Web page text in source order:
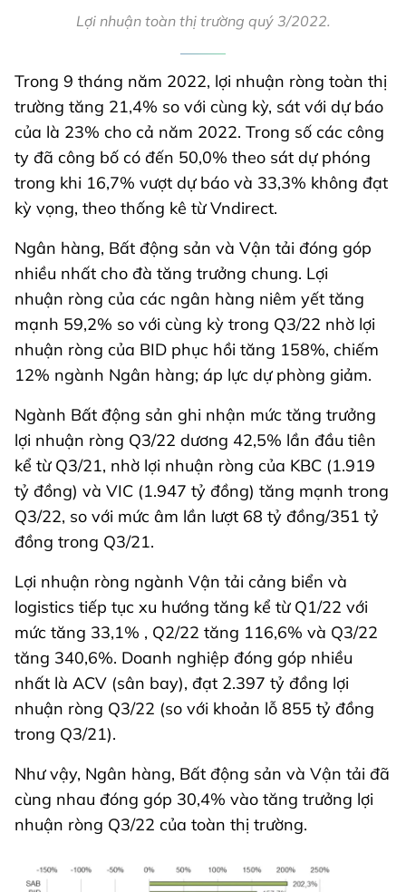
Lợi nhuận toàn thị trường quý 3/2022.
Trong 9 tháng năm 2022, lợi nhuận ròng toàn thị
trường tăng 21,4% so với cùng kỳ, sát với dự báo
của là 23% cho cả năm 2022. Trong số các công
ty đã công bố có đến 50,0% theo sát dự phóng
trong khi 16,7% vượt dự báo và 33,3% không đạt
kỳ vọng, theo thống kê từ Vndirect.
Ngân hàng, Bất động sản và Vận tải đóng góp
nhiều nhất cho đà tăng trưởng chung. Lợi
nhuận ròng của các ngân hàng niêm yết tăng
mạnh 59,2% so với cùng kỳ trong Q3/22 nhờ lợi
nhuận ròng của BID phục hồi tăng 158%, chiếm
12% ngành Ngân hàng; áp lực dự phòng giảm.
Ngành Bất động sản ghi nhận mức tăng trưởng
lợi nhuận ròng Q3/22 dương 42,5% lần đầu tiên
kể từ Q3/21, nhờ lợi nhuận ròng của KBC (1.919
tỷ đồng) và VIC (1.947 tỷ đồng) tăng mạnh trong
Q3/22, so với mức âm lần lượt 68 tỷ đồng/351 tỷ
đồng trong Q3/21.
Lợi nhuận ròng ngành Vận tải cảng biển và
logistics tiếp tục xu hướng tăng kể từ Q1/22 với
mức tăng 33,1% , Q2/22 tăng 116,6% và Q3/22
tăng 340,6%. Doanh nghiệp đóng góp nhiều
nhất là ACV (sân bay), đạt 2.397 tỷ đồng lợi
nhuận ròng Q3/22 (so với khoản lỗ 855 tỷ đồng
trong Q3/21).
Như vậy, Ngân hàng, Bất động sản và Vận tải đã
cùng nhau đóng góp 30,4% vào tăng trưởng lợi
nhuận ròng Q3/22 của toàn thị trường.